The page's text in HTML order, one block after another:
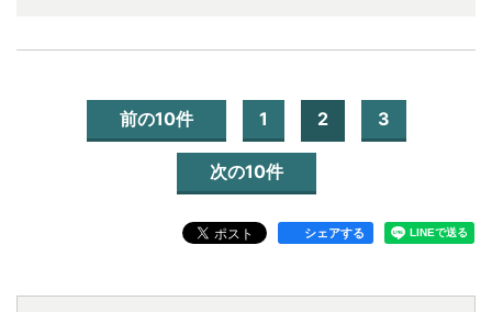
前の10件 1 2 3
次の10件
シェアする